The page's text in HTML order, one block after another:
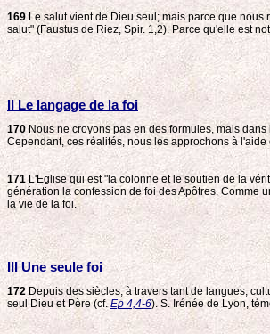
169Le salut vient de Dieu seul; mais parce que nous
salut" (Faustus de Riez, Spir. 1,2). Parce qu'elle est
II Le langage de la foi
170Nous ne croyons pas en des formules, mais
Cependant, ces réalités, nous les approchons à
171L'Eglise qui est "la colonne et le soutien de la
génération la confession de foi des Apôtres. Comme
la vie de la foi.
III Une seule foi
172Depuis des siècles, à travers tant de langues,
seul Dieu et Père (cf.Ep 4,4-6). S. Irénée de Lyon,